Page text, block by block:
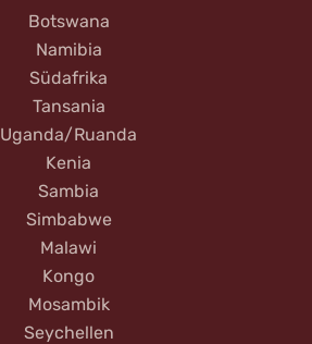
Botswana
Namibia
Südafrika
Tansania
Uganda/Ruanda
Kenia
Sambia
Simbabwe
Malawi
Kongo
Mosambik
Seychellen